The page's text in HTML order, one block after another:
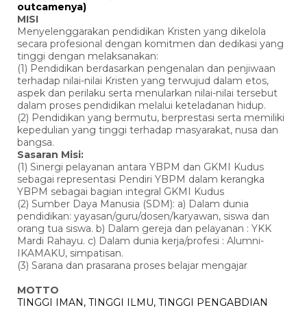
outcamenya)
MISI
Menyelenggarakan pendidikan Kristen yang dikelola
secara profesional dengan komitmen dan dedikasi yang
tinggi dengan melaksanakan:
(1) Pendidikan berdasarkan pengenalan dan penjiwaan
terhadap nilai-nilai Kristen yang terwujud dalam etos,
aspek dan perilaku serta menularkan nilai-nilai tersebut
dalam proses pendidikan melalui keteladanan hidup.
(2) Pendidikan yang bermutu, berprestasi serta memiliki
kepedulian yang tinggi terhadap masyarakat, nusa dan
bangsa.
Sasaran Misi:
(1) Sinergi pelayanan antara YBPM dan GKMI Kudus
sebagai representasi Pendiri YBPM dalam kerangka
YBPM sebagai bagian integral GKMI Kudus
(2) Sumber Daya Manusia (SDM): a) Dalam dunia
pendidikan: yayasan/guru/dosen/karyawan, siswa dan
orang tua siswa. b) Dalam gereja dan pelayanan : YKK
Mardi Rahayu. c) Dalam dunia kerja/profesi : Alumni-
IKAMAKU, simpatisan.
(3) Sarana dan prasarana proses belajar mengajar
MOTTO
TINGGI IMAN, TINGGI ILMU, TINGGI PENGABDIAN